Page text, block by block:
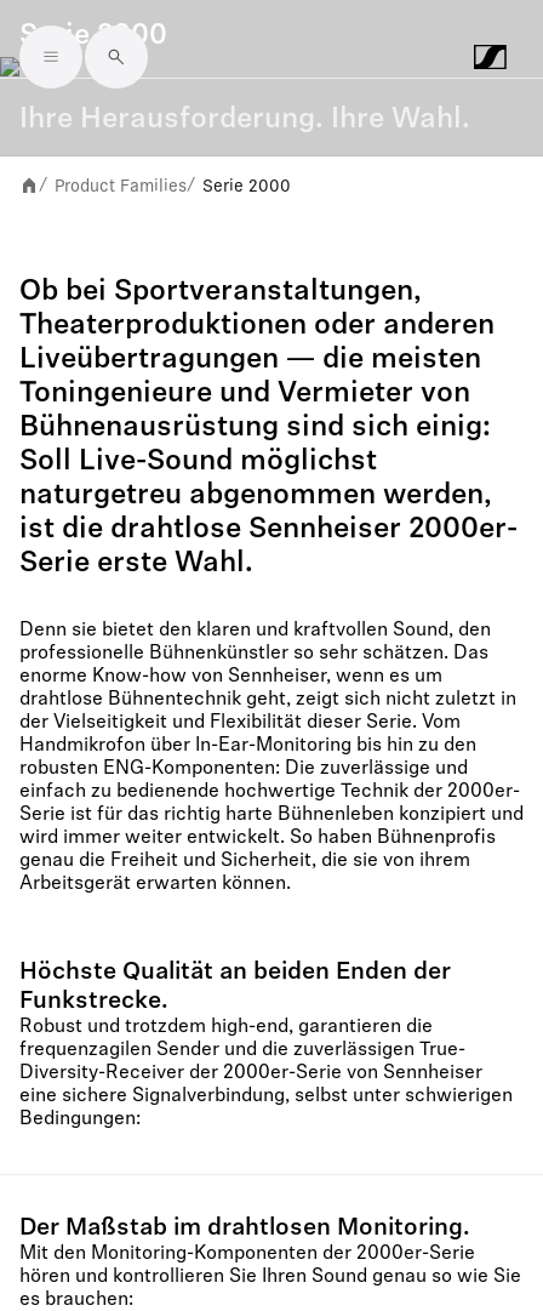
Skip to main content
Serie 2000
Ihre Herausforderung. Ihre Wahl.
/ Product Families/ Serie 2000
Ob bei Sportveranstaltungen,
Theaterproduktionen oder anderen
Liveübertragungen — die meisten
Toningenieure und Vermieter von
Bühnenausrüstung sind sich einig:
Soll Live-Sound möglichst
naturgetreu abgenommen werden,
ist die drahtlose Sennheiser 2000er-
Serie erste Wahl.
Denn sie bietet den klaren und kraftvollen Sound, den
professionelle Bühnenkünstler so sehr schätzen. Das
enorme Know-how von Sennheiser, wenn es um
drahtlose Bühnentechnik geht, zeigt sich nicht zuletzt in
der Vielseitigkeit und Flexibilität dieser Serie. Vom
Handmikrofon über In-Ear-Monitoring bis hin zu den
robusten ENG-Komponenten: Die zuverlässige und
einfach zu bedienende hochwertige Technik der 2000er-
Serie ist für das richtig harte Bühnenleben konzipiert und
wird immer weiter entwickelt. So haben Bühnenprofis
genau die Freiheit und Sicherheit, die sie von ihrem
Arbeitsgerät erwarten können.
Höchste Qualität an beiden Enden der
Funkstrecke.
Robust und trotzdem high-end, garantieren die
frequenzagilen Sender und die zuverlässigen True-
Diversity-Receiver der 2000er-Serie von Sennheiser
eine sichere Signalverbindung, selbst unter schwierigen
Bedingungen:
Der Maßstab im drahtlosen Monitoring.
Mit den Monitoring-Komponenten der 2000er-Serie
hören und kontrollieren Sie Ihren Sound genau so wie Sie
es brauchen: